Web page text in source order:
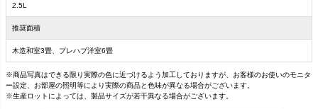
2.5L
推奨面積
木造和室3畳、プレハブ洋室6畳
※商品写真はできる限り実際の色に近づけるよう加工しておりますが、お客様のお使いのモニタ
ー設定、お部屋の照明等により実際の商品と色味が異なる場合がございます。
※生産ロットによっては、製品サイズが若干異なる場合がございます。